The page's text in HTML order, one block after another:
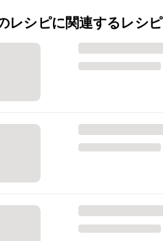
レシピに関連するレシピ